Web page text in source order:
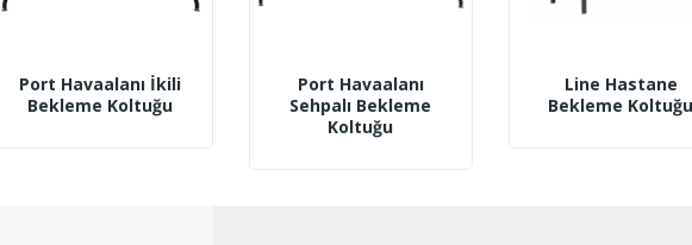
Port Havaalanı İkili
Bekleme Koltuğu
Port Havaalanı
Sehpalı Bekleme
Koltuğu
Line Hastane
Bekleme Koltuğu